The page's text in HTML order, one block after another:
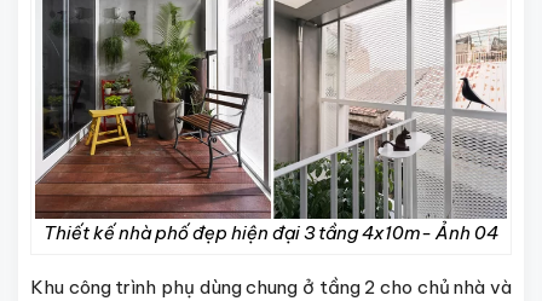
Thiết kế nhà phố đẹp hiện đại 3 tầng 4x10m- Ảnh 04
Khu công trình phụ dùng chung ở tầng 2 cho chủ nhà và